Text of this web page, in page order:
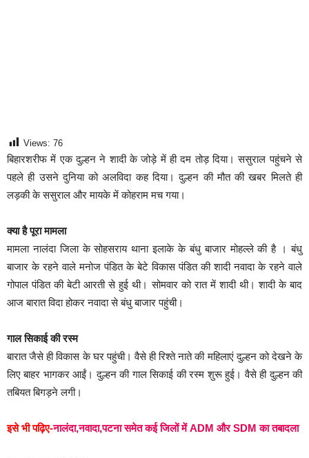
Views: 76
बिहारशरीफ में एक दुल्हन ने शादी के जोड़े में ही दम तोड़ दिया। ससुराल पहुंचने से
पहले ही उसने दुनिया को अलविदा कह दिया। दुल्हन की मौत की खबर मिलते ही
लड़की के ससुराल और मायके में कोहराम मच गया।
क्या है पूरा मामला
मामला नालंदा जिला के सोहसराय थाना इलाके के बंधु बाजार मोहल्ले की है । बंधु
बाजार के रहने वाले मनोज पंडित के बेटे विकास पंडित की शादी नवादा के रहने वाले
गोपाल पंडित की बेटी आरती से हुई थी। सोमवार को रात में शादी थी। शादी के बाद
आज बारात विदा होकर नवादा से बंधु बाजार पहुंची।
गाल सिकाई की रस्म
बारात जैसे ही विकास के घर पहुंची। वैसे ही रिश्ते नाते की महिलाएं दुल्हन को देखने के
लिए बाहर भागकर आईं। दुल्हन की गाल सिकाई की रस्म शुरू हुई। वैसे ही दुल्हन की
तबियत बिगड़ने लगी।
इसे भी पढ़िए-नालंदा,नवादा,पटना समेत कई जिलों में ADM और SDM का तबादला